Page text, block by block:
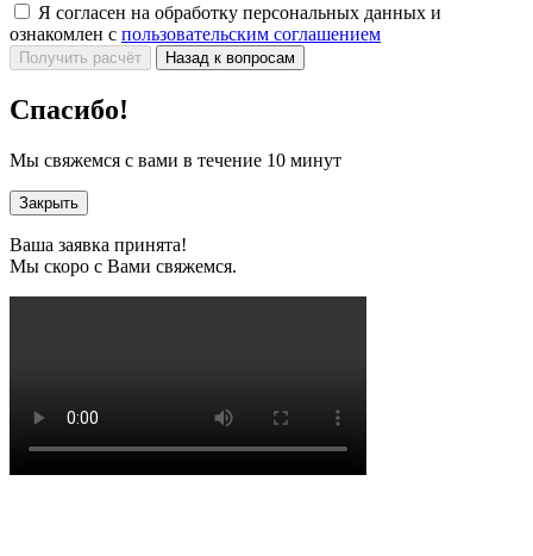
Я согласен на обработку персональных данных и
ознакомлен с пользовательским соглашением
Получить расчёт Назад к вопросам
Спасибо!
Мы свяжемся с вами в течение 10 минут
Закрыть
Ваша заявка принята!
Мы скоро с Вами свяжемся.